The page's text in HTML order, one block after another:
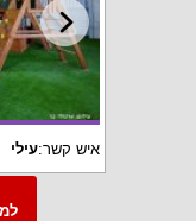
איש קשר:עילי